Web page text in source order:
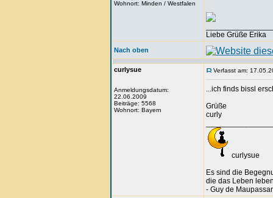
Wohnort: Minden / Westfalen
Liebe Grüße Erika
Nach oben
curlysue
Anmeldungsdatum:
22.06.2009
Beiträge: 5568
Wohnort: Bayern
Verfasst am:
...ich finds bissl
Grüße
curly
curlysue
Es sind die
die das Leben
- Guy de